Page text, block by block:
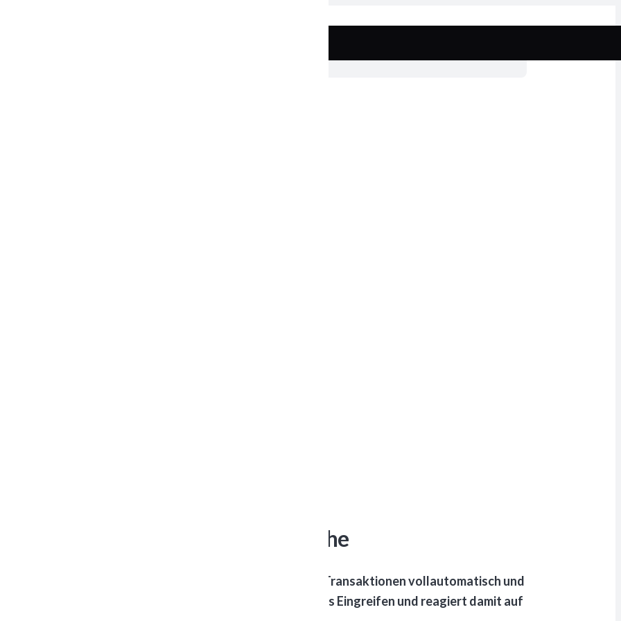
Kill Chain gegen Geldwäsche
ihrer Kill Chain-Technologie, die verdächtige Transaktionen vollautomatisch und
Kryptowährungstransaktionen ohne menschliches Eingreifen und reagiert damit auf